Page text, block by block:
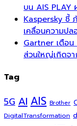
บน AIS PLAY
Kaspersky ชี้
เคลื่อนความป
Gartner เตือน
ส่วนใหญ่เกิดจ
Tag
5G AIAIS Brother
DigitalTransformation